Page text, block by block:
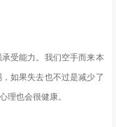
受能力。我们空手而来本
如果失去也不过是减少了
理也会很健康。